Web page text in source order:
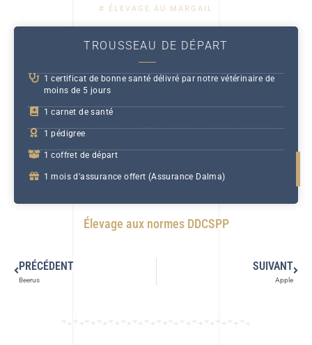
# ÉLEVAGE AU MARGAIL
TROUSSEAU DE DÉPART
1 certificat de bonne santé délivré par notre vétérinaire de
moins de 5 jours
1 carnet de santé
1 pédigree
1 coffret de départ
1 mois d'assurance offert (Assurance Dalma)
Élevage aux normes DDCSPP
PRÉCÉDENT
Beerus
SUIVANT
Apple